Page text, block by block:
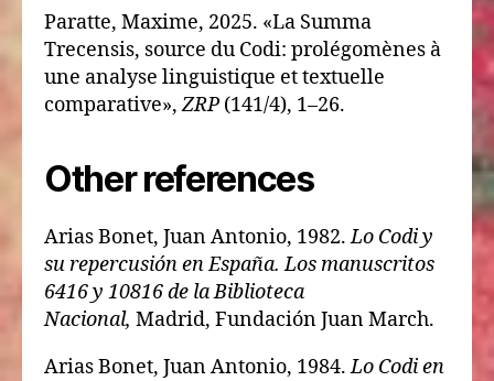
Paratte, Maxime, 2025. «La Summa
Trecensis, source du Codi: prolégomènes à
une analyse linguistique et textuelle
comparative»,ZRP (141/4), 1–26.
Other references
Arias Bonet, Juan Antonio, 1982.Lo Codi y
su repercusión en España. Los manuscritos
6416 y 10816 de la Biblioteca
Nacional, Madrid, Fundación Juan March.
Arias Bonet, Juan Antonio, 1984.Lo Codi en